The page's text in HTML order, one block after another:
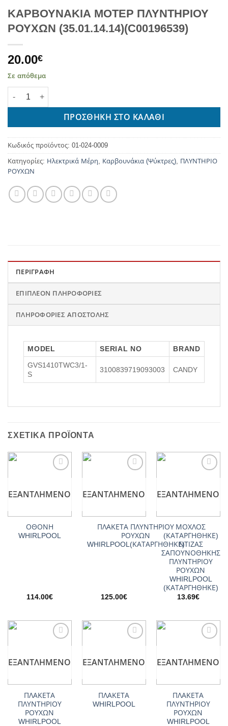
ΚΑΡΒΟΥΝΑΚΙΑ ΜΟΤΕΡ ΠΛΥΝΤΗΡΙΟΥ
ΡΟΥΧΩΝ (35.01.14.14)(C00196539)
20.00€
Σε απόθεμα
ΚΑΡΒΟΥΝΑΚΙΑ ΜΟΤΕΡ ΠΛΥΝΤΗΡΙΟΥ ΡΟΥΧΩΝ
ΠΡΟΣΘΉΚΗ ΣΤΟ ΚΑΛΆΘΙ
Κωδικός προϊόντος: 01-024-0009
Κατηγορίες: Ηλεκτρικά Μέρη, Καρβουνάκια (Ψύκτρες), ΠΛΥΝΤΗΡΙΟ
ΡΟΥΧΩΝ
ΠΕΡΙΓΡΑΦΉ
ΕΠΙΠΛΈΟΝ ΠΛΗΡΟΦΟΡΊΕΣ
ΠΛΗΡΟΦΟΡΊΕΣ ΑΠΟΣΤΟΛΉΣ
MODEL SERIAL NO
BRAND
GVS1410TWC3/1-
S
3100839719093003 CANDY
ΣΧΕΤΙΚΆ ΠΡΟΪΌΝΤΑ
ΕΞΑΝΤΛΗΜΈΝΟ
ΟΘΟΝΗ
WHIRLPOOL
114.00€
ΕΞΑΝΤΛΗΜΈΝΟ
ΠΛΑΚΕΤΑ ΠΛΥΝΤΗΡΙΟΥ
ΡΟΥΧΩΝ
WHIRLPOOL(ΚΑΤΑΡΓΗΘΗΚΕ)
125.00€
ΕΞΑΝΤΛΗΜΈΝΟ
ΜΟΧΛΟΣ
(ΚΑΤΑΡΓΗΘΗΚΕ)
ΝΤΙΖΑΣ
ΣΑΠΟΥΝΟΘΗΚΗΣ
ΠΛΥΝΤΗΡΙΟΥ
ΡΟΥΧΩΝ
WHIRLPOOL
(ΚΑΤΑΡΓΗΘΗΚΕ)
13.69€
ΕΞΑΝΤΛΗΜΈΝΟ
ΠΛΑΚΕΤΑ
ΠΛΥΝΤΗΡΙΟΥ
ΡΟΥΧΩΝ
WHIRLPOOL
ΕΞΑΝΤΛΗΜΈΝΟ
ΠΛΑΚΕΤΑ
WHIRLPOOL
ΕΞΑΝΤΛΗΜΈΝΟ
ΠΛΑΚΕΤΑ
ΠΛΥΝΤΗΡΙΟΥ
ΡΟΥΧΩΝ
WHIRLPOOL